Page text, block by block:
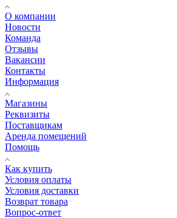
О компании
Новости
Команда
Отзывы
Вакансии
Контакты
Информация
Магазины
Реквизиты
Поставщикам
Аренда помещений
Помощь
Как купить
Условия оплаты
Условия доставки
Возврат товара
Вопрос-ответ